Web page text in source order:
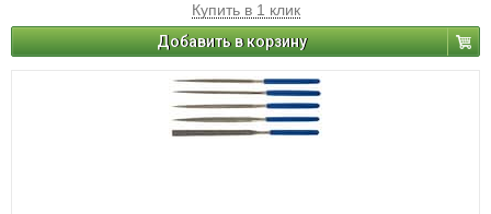
Купить в 1 клик
Добавить в корзину